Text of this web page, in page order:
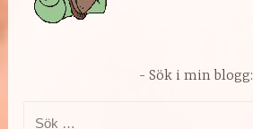
Sök i min blogg: